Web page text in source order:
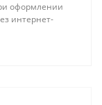
оформлении
интернет-